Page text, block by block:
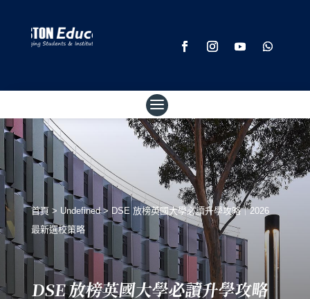
首頁 > Undefined> DSE 放榜英國大學必讀升學攻略｜2026
最新選校策略
DSE 放榜英國大學必讀升學攻略